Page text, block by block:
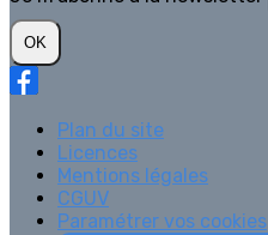
OK
Plan du site
Licences
Mentions légales
CGUV
Paramétrer vos cookies